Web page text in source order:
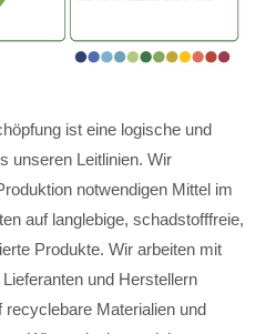
ist eine logische und
unseren Leitlinien. Wir
notwendigen Mittel im
auf langlebige, schadstofffreie,
Produkte. Wir arbeiten mit
und Herstellern
Materialien und